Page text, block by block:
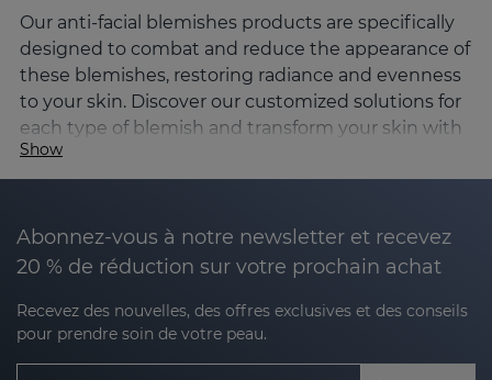
Our anti-facial blemishes products are specifically
designed to combat and reduce the appearance of
these blemishes, restoring radiance and evenness
to your skin. Discover our customized solutions for
each type of blemish and transform your skin with
our tailored facial routine.
blemishes?
Removing facial blemishes requires consistency,
the use of high quality products and the right
protection. Sesderma's products combine powerful
active ingredients such as tranexamic acid, kojic
acid and vitamin C, which work in synergy to
Show
Abonnez-vous à notre newsletter et recevez
20 % de réduction sur votre prochain achat
Recevez des nouvelles, des offres exclusives et des conseils
pour prendre soin de votre peau.